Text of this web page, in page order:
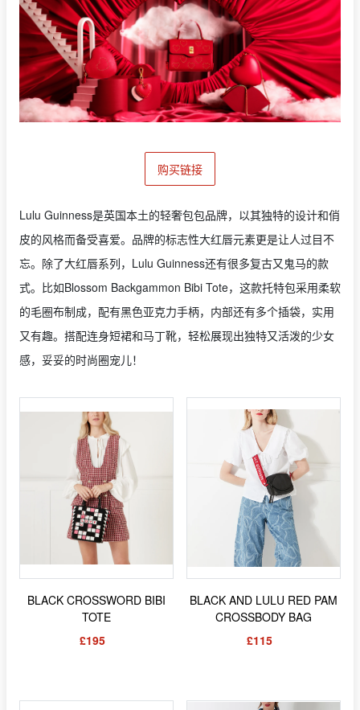
购买链接
Lulu Guinness是英国本土的轻奢包包品牌，以其独特的设计和俏
皮的风格而备受喜爱。品牌的标志性大红唇元素更是让人过目不
忘。除了大红唇系列，Lulu Guinness还有很多复古又鬼马的款
式。比如Blossom Backgammon Bibi Tote，这款托特包采用柔软
的毛圈布制成，配有黑色亚克力手柄，内部还有多个插袋，实用
又有趣。搭配连身短裙和马丁靴，轻松展现出独特又活泼的少女
感，妥妥的时尚圈宠儿！
BLACK CROSSWORD BIBI
TOTE
£195
BLACK AND LULU RED PAM
CROSSBODY BAG
£115